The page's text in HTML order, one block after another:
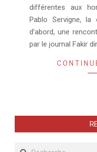
différentes aux
Pablo Servigne, la
d’abord, une
par le journal Fakir
Recherche